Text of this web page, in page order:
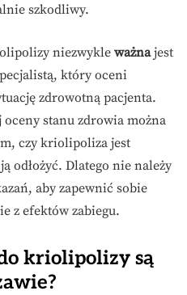
szkodliwy.
niezwykle ważnajest
który oceni
zdrowotną pacjenta.
stanu zdrowia można
czy kriolipoliza jest
odłożyć. Dlatego nie należy
aby zapewnić sobie
z efektów zabiegu.
kriolipolizy są